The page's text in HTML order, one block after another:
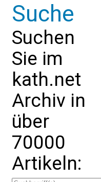
Suche
Suchen
Sie im
kath.net
Archiv in
über
70000
Artikeln: